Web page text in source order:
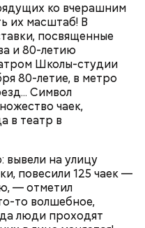
ко вчерашним
их масштаб! В
посвященные
и 80-летию
Школы-студии
80-летие, в метро
Символ
чаек,
в театр в
на улицу
повесили 125 чаек —
— отметил
то волшебное,
люди проходят
где ни попадя
И самокаты бесят!
60 лет.